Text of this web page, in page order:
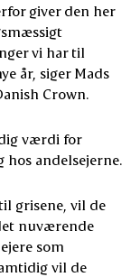
giver den her
vi har til
år, siger Mads
Crown.
værdi for
andelsejerne.
grisene, vil de
nuværende
som
vil de